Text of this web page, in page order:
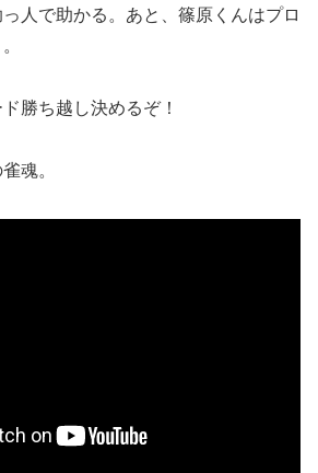
人で助かる。あと、篠原くんはプロ
勝ち越し決めるぞ！
魂。